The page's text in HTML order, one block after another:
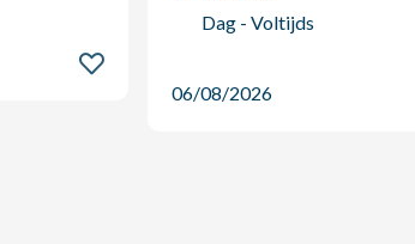
Dag - Voltijds
06/08/2026